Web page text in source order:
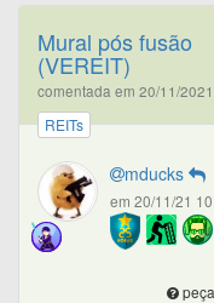
Mural pós fusão
(VEREIT)
comentada em 20/11/
REITs
mducks
em 20/11/21